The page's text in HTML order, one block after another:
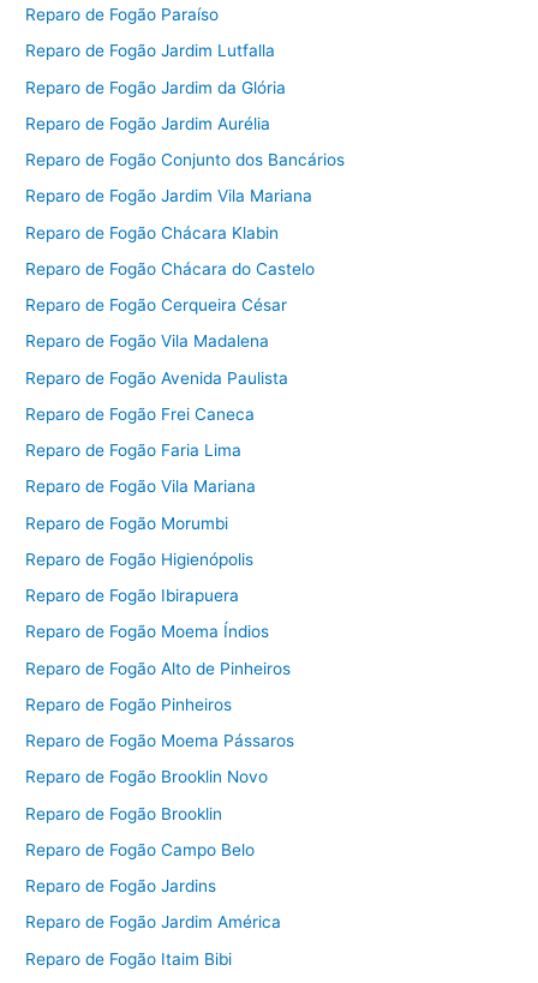
Reparo de Fogão Paraíso
Reparo de Fogão Jardim Lutfalla
Reparo de Fogão Jardim da Glória
Reparo de Fogão Jardim Aurélia
Reparo de Fogão Conjunto dos Bancários
Reparo de Fogão Jardim Vila Mariana
Reparo de Fogão Chácara Klabin
Reparo de Fogão Chácara do Castelo
Reparo de Fogão Cerqueira César
Reparo de Fogão Vila Madalena
Reparo de Fogão Avenida Paulista
Reparo de Fogão Frei Caneca
Reparo de Fogão Faria Lima
Reparo de Fogão Vila Mariana
Reparo de Fogão Morumbi
Reparo de Fogão Higienópolis
Reparo de Fogão Ibirapuera
Reparo de Fogão Moema Índios
Reparo de Fogão Alto de Pinheiros
Reparo de Fogão Pinheiros
Reparo de Fogão Moema Pássaros
Reparo de Fogão Brooklin Novo
Reparo de Fogão Brooklin
Reparo de Fogão Campo Belo
Reparo de Fogão Jardins
Reparo de Fogão Jardim América
Reparo de Fogão Itaim Bibi